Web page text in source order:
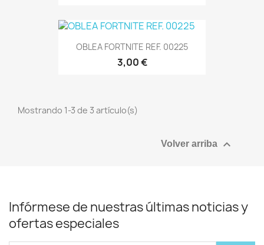
OBLEA FORTNITE REF. 00225
3,00 €
Mostrando 1-3 de 3 artículo(s)
Volver arriba 
Infórmese de nuestras últimas noticias y
ofertas especiales